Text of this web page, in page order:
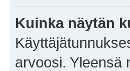
Kuinka näytän
arvoosi. Yleensä